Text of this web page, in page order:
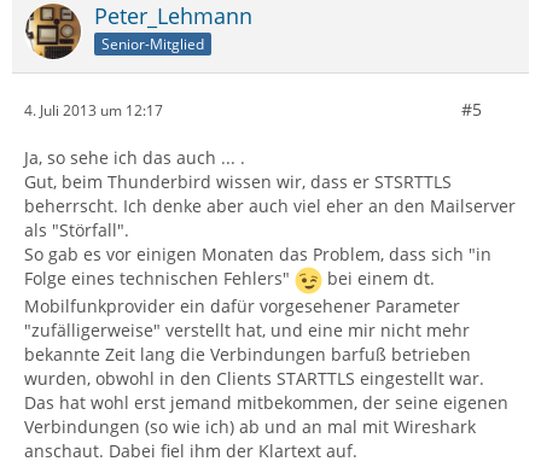
Peter_Lehmann
Senior-Mitglied
4. Juli 2013 um 12:17 #5
Ja, so sehe ich das auch ... .
Gut, beim Thunderbird wissen wir, dass er STSRTTLS
beherrscht. Ich denke aber auch viel eher an den Mailserver
als "Störfall".
So gab es vor einigen Monaten das Problem, dass sich "in
Folge eines technischen Fehlers"
bei einem dt.
Mobilfunkprovider ein dafür vorgesehener Parameter
"zufälligerweise" verstellt hat, und eine mir nicht mehr
bekannte Zeit lang die Verbindungen barfuß betrieben
wurden, obwohl in den Clients STARTTLS eingestellt war.
Das hat wohl erst jemand mitbekommen, der seine eigenen
Verbindungen (so wie ich) ab und an mal mit Wireshark
anschaut. Dabei fiel ihm der Klartext auf.